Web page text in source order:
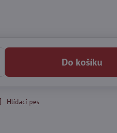
Do košíku
Hlídací pes